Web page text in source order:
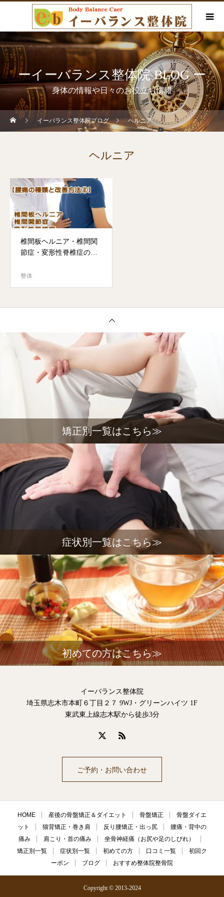
ーイーバランス整体院 BLOG ー
身体の情報や日々のお役立ち情報
イーバランス整体院ブログ ヘルニア
ヘルニア
椎間板ヘルニア・椎間関
節症・変形性脊椎症の症
整体
矯正別一覧はこちら≫
症状別一覧はこちら≫
初めての方はこちら≫
イーバランス整体院
埼玉県志木市本町６丁目２７ 9WJ・グリーンハイツ 1F
東武東上線志木駅から徒歩3分
ご予約・お問い合わせ
HOME 産後の骨盤矯正＆ダイエット 骨盤矯正
骨盤ダイエ
ット
猫背矯正・巻き肩 反り腰矯正・出っ尻
腰痛・背中の
痛み
肩こり・首の痛み
坐骨神経痛（お尻や足のしびれ）
矯正別一覧
症状別一覧 初めての方 口コミ一覧
初回ク
ーポン
ブログ おすすめ整体院整骨院
Copyright © 2013-2024